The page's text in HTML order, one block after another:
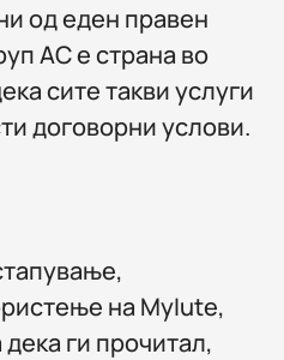
од еден правен
АС е страна во
сите такви услуги
договорни услови.
на MyIute,
ги прочитал,